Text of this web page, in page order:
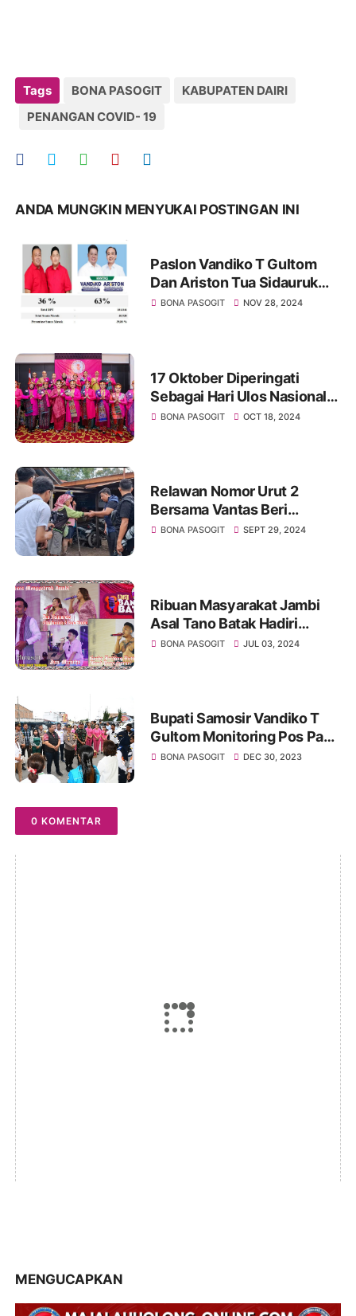
Tags BONA PASOGIT
KABUPATEN DAIRI
PENANGAN COVID- 19
ANDA MUNGKIN MENYUKAI POSTINGAN INI
Paslon Vandiko T Gultom
Dan Ariston Tua Sidauruk
Menang Telak Pilkada
BONA PASOGIT NOV 28, 2024
17 Oktober Diperingati
Sebagai Hari Ulos Nasional,
Berbagai Kegiatan Digelar
BONA PASOGIT OCT 18, 2024
Relawan Nomor Urut 2
Bersama Vantas Beri
Bantuan Pangan Kepada
BONA PASOGIT SEPT 29, 2024
Ribuan Masyarakat Jambi
Asal Tano Batak Hadiri
"Konser Bangso Batak
BONA PASOGIT JUL 03, 2024
Bupati Samosir Vandiko T
Gultom Monitoring Pos Pam
Ops Lilin Toba 2023
BONA PASOGIT DEC 30, 2023
0 KOMENTAR
MENGUCAPKAN